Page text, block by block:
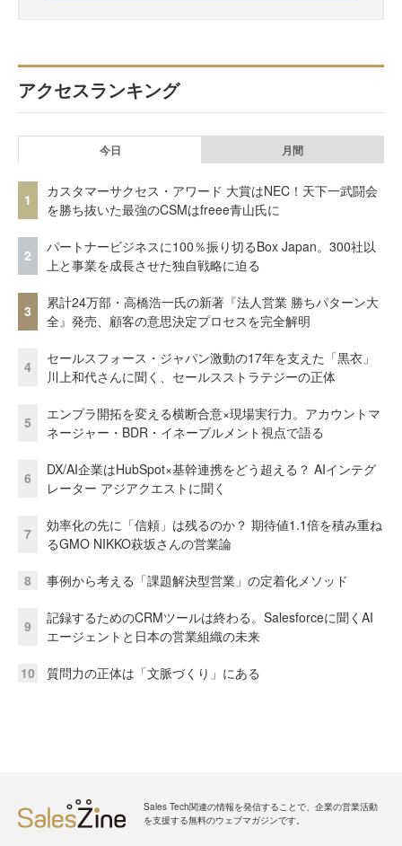
アクセスランキング
今日 月間
1
カスタマーサクセス・アワード 大賞はNEC！天下一武闘会
を勝ち抜いた最強のCSMはfreee青山氏に
2
パートナービジネスに100％振り切るBox Japan。300社以
上と事業を成長させた独自戦略に迫る
3
累計24万部・高橋浩一氏の新著『法人営業 勝ちパターン大
全』発売、顧客の意思決定プロセスを完全解明
4
セールスフォース・ジャパン激動の17年を支えた「黒衣」
川上和代さんに聞く、セールスストラテジーの正体
5
エンプラ開拓を変える横断合意×現場実行力。アカウントマ
ネージャー・BDR・イネーブルメント視点で語る
6
DX/AI企業はHubSpot×基幹連携をどう超える？ AIインテグ
レーター アジアクエストに聞く
7
効率化の先に「信頼」は残るのか？ 期待値1.1倍を積み重ね
るGMO NIKKO萩坂さんの営業論
8 事例から考える「課題解決型営業」の定着化メソッド
9
記録するためのCRMツールは終わる。Salesforceに聞くAI
エージェントと日本の営業組織の未来
10 質問力の正体は「文脈づくり」にある
Sales Tech関連の情報を発信することで、企業の営業活動
を支援する無料のウェブマガジンです。